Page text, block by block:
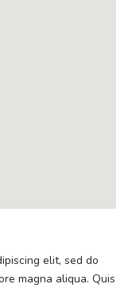
elit, sed do
magna aliqua. Quis